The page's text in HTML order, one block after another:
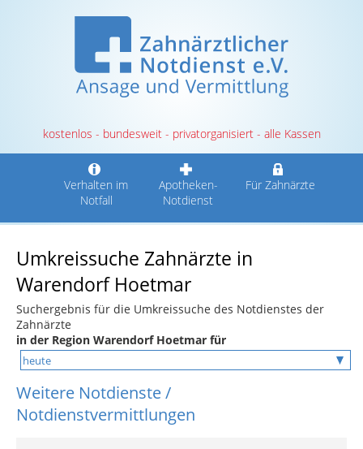
kostenlos - bundesweit - privatorganisiert - alle Kassen
Verhalten im
Notfall
Apotheken-
Notdienst
Für Zahnärzte
Umkreissuche Zahnärzte in
Warendorf Hoetmar
Suchergebnis für die Umkreissuche des Notdienstes der
Zahnärzte
in der Region Warendorf Hoetmar für
Weitere Notdienste /
Notdienstvermittlungen